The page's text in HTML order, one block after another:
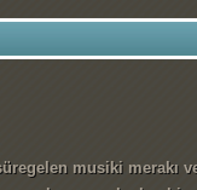
musiki merakı